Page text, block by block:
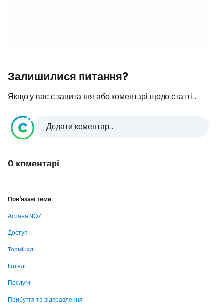
Залишилися питання?
Якщо у вас є запитання або коментарі щодо статті...
Додати коментар...
0 коментарі
Пов'язані теми
Астана NQZ
Доступ
Термінал
Готелі
Послуги
Прибуття та відправлення